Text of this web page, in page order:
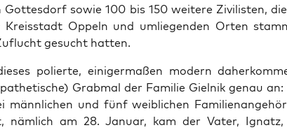
sowie 100 bis 150 wei­te­re Zivi­lis­ten,
Kreis­stadt Oppeln und umlie­gen­den Orten
gesucht hatten.
polier­te, eini­ger­ma­ßen modern
Grab­mal der Fami­lie Giel­nik genau an:
männ­li­chen und fünf weib­li­chen
näm­lich am 28. Janu­ar, kam der Vater, Ignatz,